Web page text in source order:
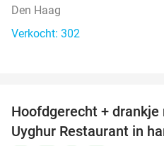
Den Haag
Verkocht: 302
Hoofdgerecht +
Uyghur Restaurant in